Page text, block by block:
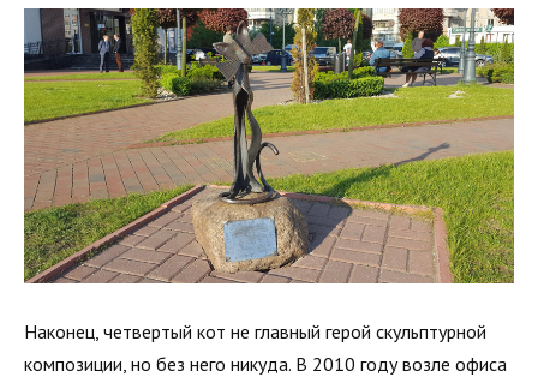
Наконец, четвертый кот не главный герой скульптурной
композиции, но без него никуда. В 2010 году возле офиса